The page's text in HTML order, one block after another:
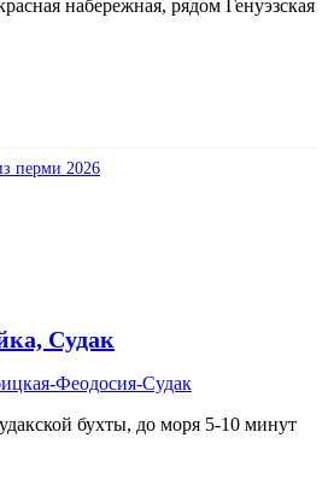
набережная, рядом Генуэзская
перми 2026
Судак
Феодосия-Судак
бухты, до моря 5-10 минут